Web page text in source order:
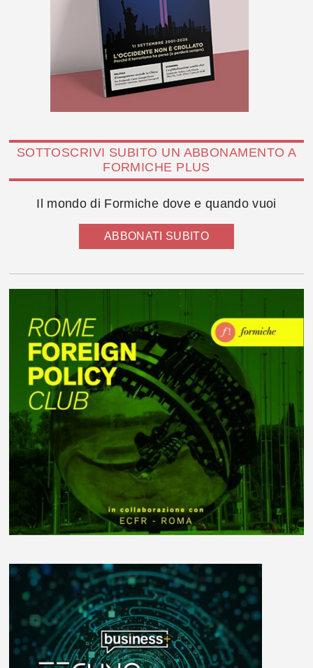
SOTTOSCRIVI SUBITO UN ABBONAMENTO A
FORMICHE PLUS
Il mondo di Formiche dove e quando vuoi
ABBONATI SUBITO